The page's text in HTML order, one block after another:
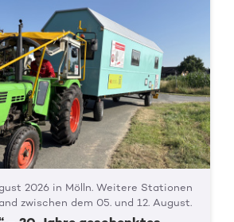
2026 in Mölln. Weitere Stationen
zwischen dem 05. und 12. August.